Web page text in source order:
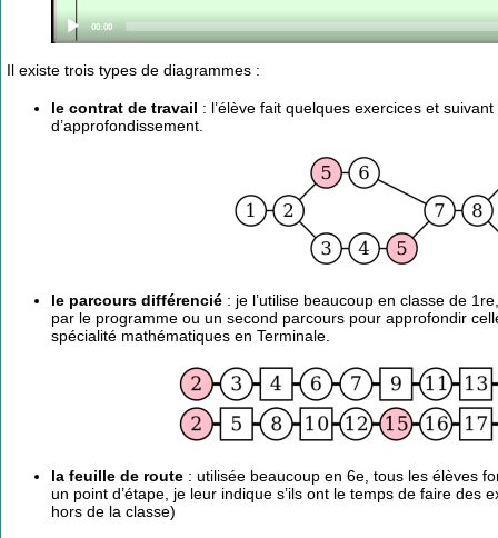
Current
00:00
Il existe trois types de diagrammes :
le contrat de travail : l’élève fait quelques exercices et
d’approfondissement.
le parcours différencié : je l’utilise beaucoup en classe de
par le programme ou un second parcours pour approfondir
spécialité mathématiques en Terminale.
la feuille de route : utilisée beaucoup en 6e, tous les élèves
un point d’étape, je leur indique s’ils ont le temps de faire
hors de la classe)